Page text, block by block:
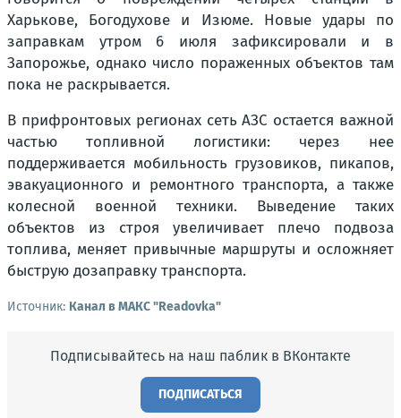
Харькове, Богодухове и Изюме. Новые удары по
заправкам утром 6 июля зафиксировали и в
Запорожье, однако число пораженных объектов там
пока не раскрывается.
В прифронтовых регионах сеть АЗС остается важной
частью топливной логистики: через нее
поддерживается мобильность грузовиков, пикапов,
эвакуационного и ремонтного транспорта, а также
колесной военной техники. Выведение таких
объектов из строя увеличивает плечо подвоза
топлива, меняет привычные маршруты и осложняет
быструю дозаправку транспорта.
Источник: Канал в МАКС "Readovka"
Подписывайтесь на наш паблик в ВКонтакте
ПОДПИСАТЬСЯ